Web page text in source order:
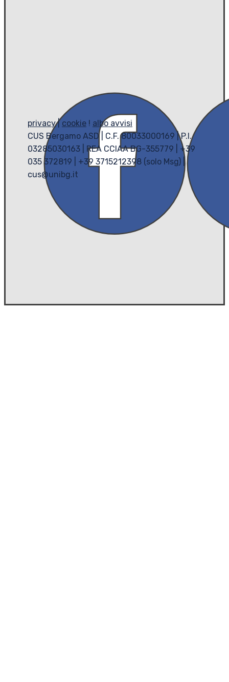
privacy|cookie ! albo avvisi
CUS Bergamo ASD | C.F. 80033000169 | P.I.
03285030163 | REA CCIAA BG-355779 | +39
035 372819 | +39 3715212398 (solo Msg) |
cus@unibg.it